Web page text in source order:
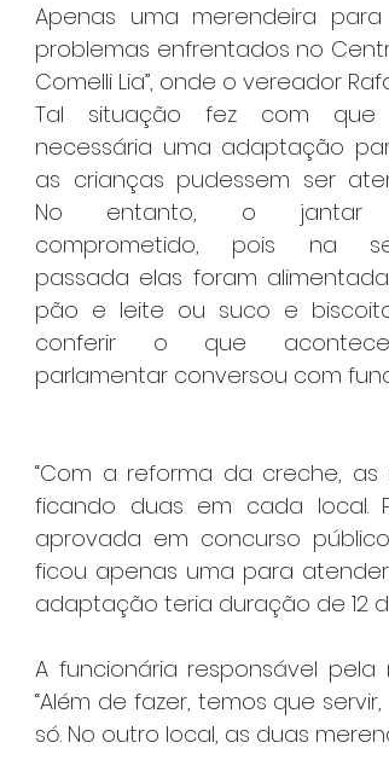
Apenas uma merendeira
problemas enfrentados no
Comelli Lia”, onde o vereador
Tal situação fez com que
necessária uma adaptação
as crianças pudessem ser
No entanto, o jantar
comprometido, pois na
passada elas foram
pão e leite ou suco e
conferir o que
parlamentar conversou com
“Com a reforma da creche,
ficando duas em cada local.
aprovada em concurso
ficou apenas uma para
adaptação teria duração de 12
A funcionária responsável
“Além de fazer, temos que
só. No outro local, as duas